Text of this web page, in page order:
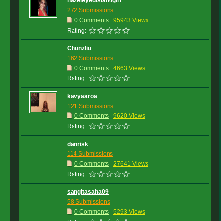
272 Submissions
0 Comments
95943 Views
Rating:
Chunzliu
162 Submissions
0 Comments
4663 Views
Rating:
kavyaaroa
121 Submissions
0 Comments
9620 Views
Rating:
danrisk
114 Submissions
0 Comments
27641 Views
Rating:
sangitasaha09
58 Submissions
0 Comments
5293 Views